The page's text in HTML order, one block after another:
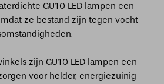
GU10 LED lampen een
ze bestand zijn tegen vocht
zijn GU10 LED lampen een
voor helder, energiezuinig